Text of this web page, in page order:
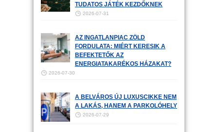
TUDATOS JÁTÉK KEZDŐKNEK
2026-07-31
AZ INGATLANPIAC ZÖLD
FORDULATA: MIÉRT KERESIK A
BEFEKTETŐK AZ
ENERGIATAKARÉKOS HÁZAKAT?
2026-07-30
A BELVÁROS ÚJ LUXUSCIKKE NEM
A LAKÁS, HANEM A PARKOLÓHELY
2026-07-29